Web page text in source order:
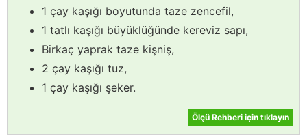
1 çay kaşığı boyutunda taze zencefil,
1 tatlı kaşığı büyüklüğünde kereviz sapı,
Birkaç yaprak taze kişniş,
2 çay kaşığı tuz,
1 çay kaşığı şeker.
Ölçü Rehberi için tıklayın